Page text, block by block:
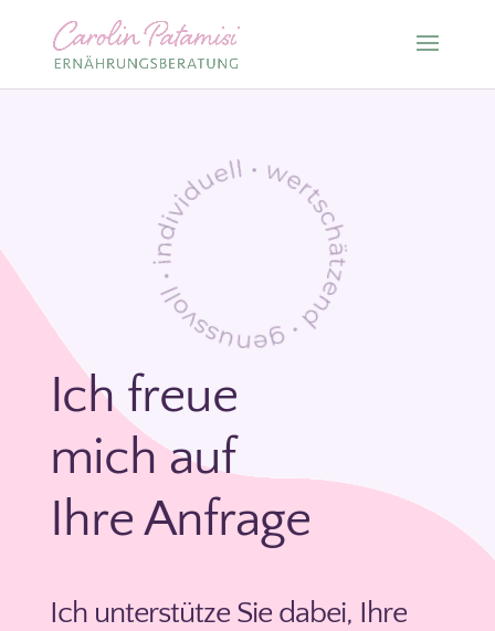
Ich freue
mich auf
Ihre Anfrage
Ich unterstütze Sie dabei, Ihre